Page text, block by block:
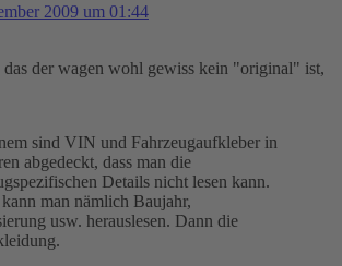
2009 um 01:44
das der wagen wohl gewiss kein "original" ist,
sind VIN und Fahrzeugaufkleber in
abgedeckt, dass man die
Details nicht lesen kann.
man nämlich Baujahr,
usw. herauslesen. Dann die